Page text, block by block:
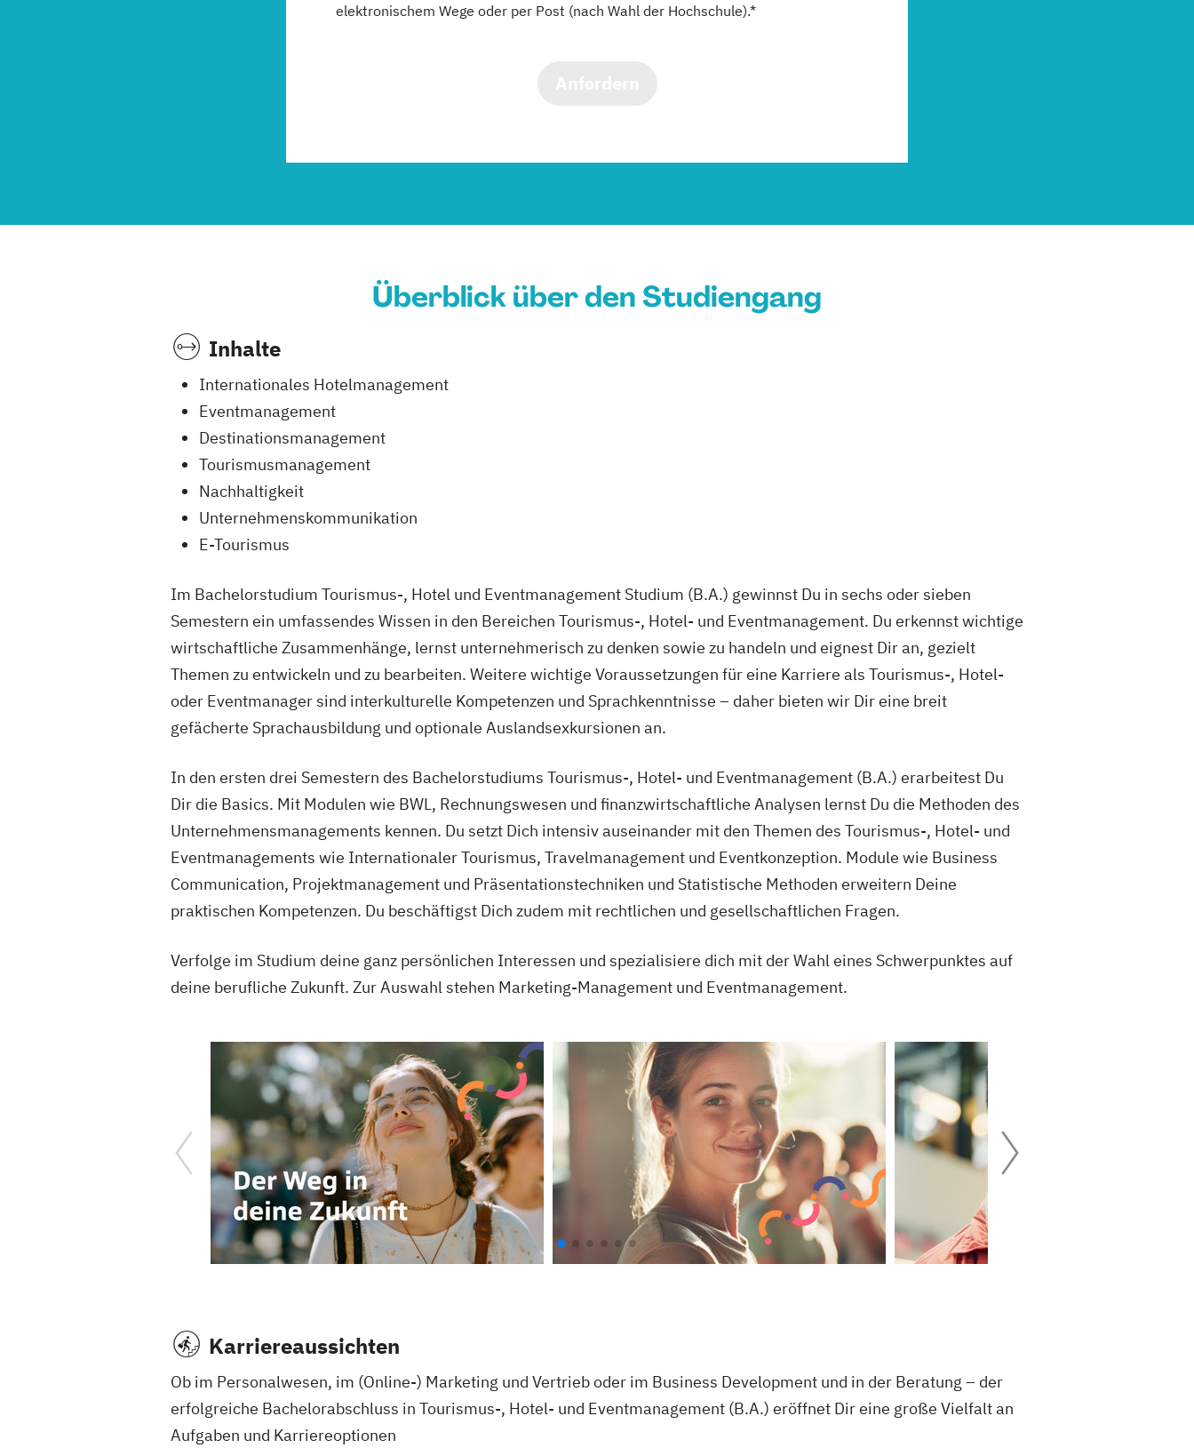
elektronischem Wege oder per Post (nach Wahl der Hochschule).*
Überblick über den Studiengang
Inhalte
Internationales Hotelmanagement
Eventmanagement
Destinationsmanagement
Tourismusmanagement
Nachhaltigkeit
Unternehmenskommunikation
E-Tourismus
Im Bachelorstudium Tourismus-, Hotel und Eventmanagement Studium (B.A.) gewinnst Du in sechs oder sieben
Semestern ein umfassendes Wissen in den Bereichen Tourismus-, Hotel- und Eventmanagement. Du erkennst wichtige
wirtschaftliche Zusammenhänge, lernst unternehmerisch zu denken sowie zu handeln und eignest Dir an, gezielt
Themen zu entwickeln und zu bearbeiten. Weitere wichtige Voraussetzungen für eine Karriere als Tourismus-, Hotel-
oder Eventmanager sind interkulturelle Kompetenzen und Sprachkenntnisse – daher bieten wir Dir eine breit
gefächerte Sprachausbildung und optionale Auslandsexkursionen an.
In den ersten drei Semestern des Bachelorstudiums Tourismus-, Hotel- und Eventmanagement (B.A.) erarbeitest Du
Dir die Basics. Mit Modulen wie BWL, Rechnungswesen und finanzwirtschaftliche Analysen lernst Du die Methoden des
Unternehmensmanagements kennen. Du setzt Dich intensiv auseinander mit den Themen des Tourismus-, Hotel- und
Eventmanagements wie Internationaler Tourismus, Travelmanagement und Eventkonzeption. Module wie Business
Communication, Projektmanagement und Präsentationstechniken und Statistische Methoden erweitern Deine
praktischen Kompetenzen. Du beschäftigst Dich zudem mit rechtlichen und gesellschaftlichen Fragen.
Verfolge im Studium deine ganz persönlichen Interessen und spezialisiere dich mit der Wahl eines Schwerpunktes auf
deine berufliche Zukunft. Zur Auswahl stehen Marketing-Management und Eventmanagement.
Karriereaussichten
Ob im Personalwesen, im (Online-) Marketing und Vertrieb oder im Business Development und in der Beratung – der
erfolgreiche Bachelorabschluss in Tourismus-, Hotel- und Eventmanagement (B.A.) eröffnet Dir eine große Vielfalt an
Aufgaben und Karriereoptionen